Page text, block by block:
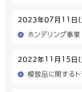
2023年07月11日(
ホンデリング事業
2022年11月15日(
模倣品に関する